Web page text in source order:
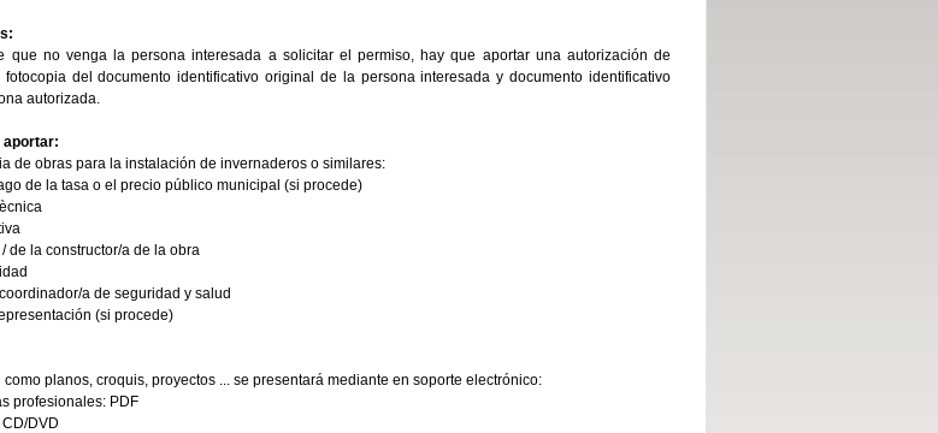
que no venga la persona interesada a solicitar el permiso, hay que aportar una autorización de
fotocopia del documento identificativo original de la persona interesada y documento identificativo
autorizada.
aportar:
de obras para la instalación de invernaderos o similares:
de la tasa o el precio público municipal (si procede)
de la constructor/a de la obra
a de seguridad y salud
(si procede)
como planos, croquis, proyectos ... se presentará mediante en soporte electrónico:
profesionales: PDF
DVD